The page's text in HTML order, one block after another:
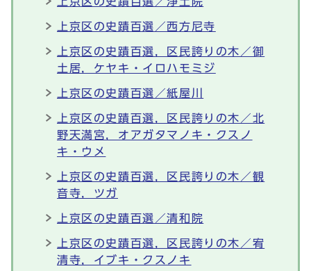
上京区の史蹟百選／西方尼寺
上京区の史蹟百選，区民誇りの木／御
土居，ケヤキ・イロハモミジ
上京区の史蹟百選／紙屋川
上京区の史蹟百選，区民誇りの木／北
野天満宮，オアガタマノキ・クスノ
キ・ウメ
上京区の史蹟百選，区民誇りの木／観
音寺，ツガ
上京区の史蹟百選／清和院
上京区の史蹟百選，区民誇りの木／宥
清寺，イブキ・クスノキ